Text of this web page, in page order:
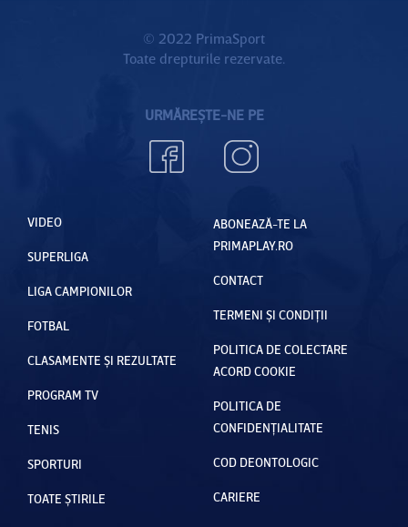
© 2022 PrimaSport
Toate drepturile rezervate.
URMĂREȘTE-NE PE
VIDEO
SUPERLIGA
LIGA CAMPIONILOR
FOTBAL
CLASAMENTE ȘI REZULTATE
PROGRAM TV
TENIS
SPORTURI
TOATE ȘTIRILE
ABONEAZĂ-TE LA
PRIMAPLAY.RO
CONTACT
TERMENI ȘI CONDIȚII
POLITICA DE COLECTARE
ACORD COOKIE
POLITICA DE
CONFIDENȚIALITATE
COD DEONTOLOGIC
CARIERE